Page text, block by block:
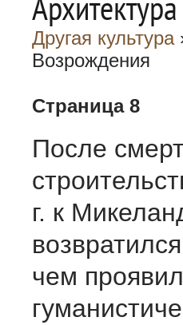
Другая культура
Возрождения
Страница 8
После
г. к
чем